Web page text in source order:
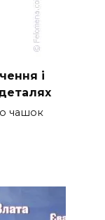
і
чашок